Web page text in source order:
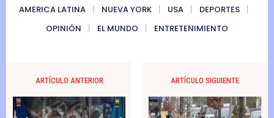
AMERICA LATINA NUEVA YORK USA
DEPORTES
OPINIÓN
EL MUNDO ENTRETENIMIENTO
ARTÍCULO ANTERIOR ARTÍCULO SIGUIENTE